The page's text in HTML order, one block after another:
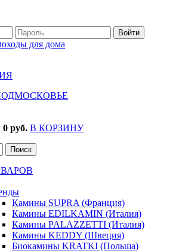
0 руб. В КОРЗИНУ
Камины SUPRA (Франция)
Камины EDILKAMIN (Италия)
Камины PALAZZETTI (Италия)
Камины KEDDY (Швеция)
Биокамины KRATKI (Польша)